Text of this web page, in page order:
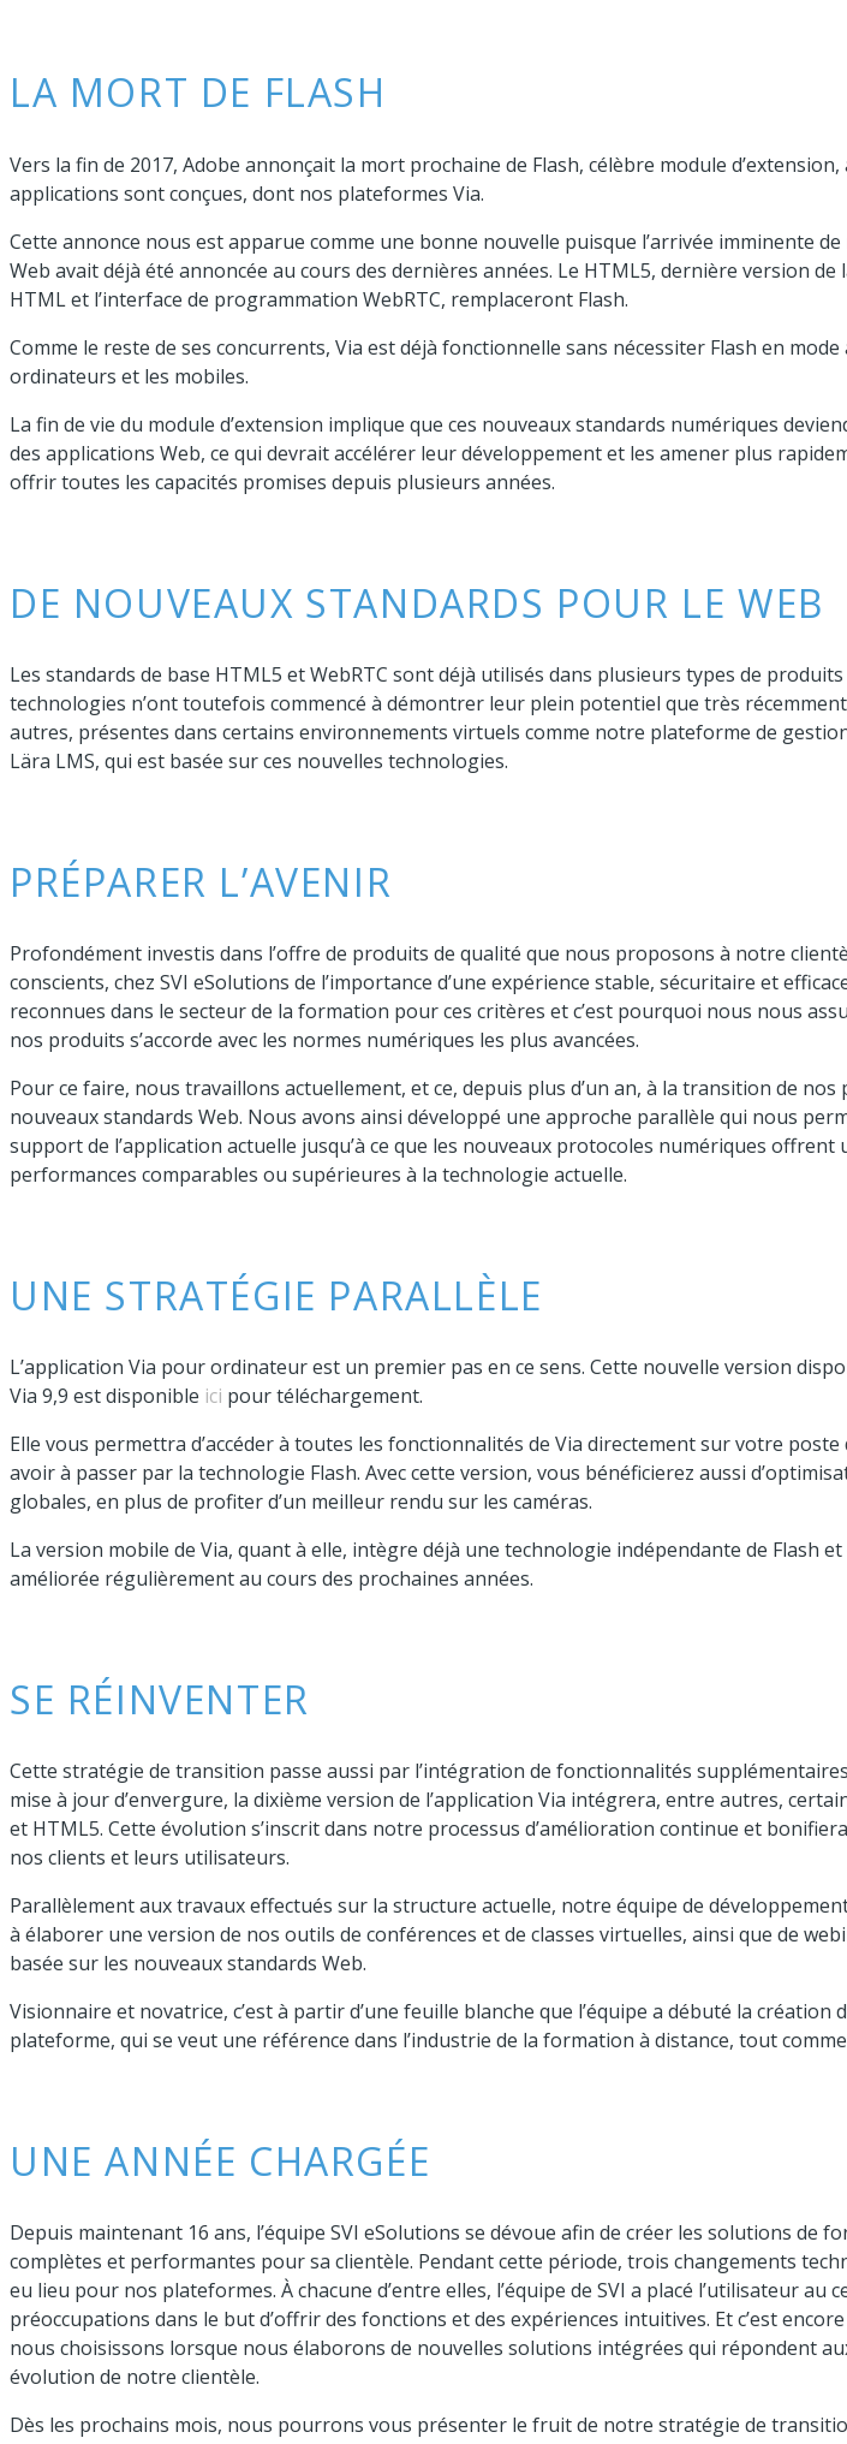
LA MORT DE FLASH
Vers la fin de 2017, Adobe annonçait la mort prochaine de Flash, célèbre module
applications sont conçues, dont nos plateformes Via.
Cette annonce nous est apparue comme une bonne nouvelle puisque l’arrivée imminente
Web avait déjà été annoncée au cours des dernières années. Le HTML5, dernière version de
HTML et l’interface de programmation WebRTC, remplaceront Flash.
Comme le reste de ses concurrents, Via est déjà fonctionnelle sans nécessiter Flash en
ordinateurs et les mobiles.
La fin de vie du module d’extension implique que ces nouveaux standards numériques
des applications Web, ce qui devrait accélérer leur développement et les amener plus
offrir toutes les capacités promises depuis plusieurs années.
DE NOUVEAUX STANDARDS POUR LE WEB
Les standards de base HTML5 et WebRTC sont déjà utilisés dans plusieurs types de
technologies n’ont toutefois commencé à démontrer leur plein potentiel que très
autres, présentes dans certains environnements virtuels comme notre plateforme de
Lära LMS, qui est basée sur ces nouvelles technologies.
PRÉPARER L’AVENIR
Profondément investis dans l’offre de produits de qualité que nous proposons à notre
conscients, chez SVI eSolutions de l’importance d’une expérience stable, sécuritaire et
reconnues dans le secteur de la formation pour ces critères et c’est pourquoi nous nous
nos produits s’accorde avec les normes numériques les plus avancées.
Pour ce faire, nous travaillons actuellement, et ce, depuis plus d’un an, à la transition de nos
nouveaux standards Web. Nous avons ainsi développé une approche parallèle qui nous
support de l’application actuelle jusqu’à ce que les nouveaux protocoles numériques offrent
performances comparables ou supérieures à la technologie actuelle.
UNE STRATÉGIE PARALLÈLE
L’application Via pour ordinateur est un premier pas en ce sens. Cette nouvelle version
Via 9,9 est disponible ici pour téléchargement.
Elle vous permettra d’accéder à toutes les fonctionnalités de Via directement sur votre poste
avoir à passer par la technologie Flash. Avec cette version, vous bénéficierez aussi
globales, en plus de profiter d’un meilleur rendu sur les caméras.
La version mobile de Via, quant à elle, intègre déjà une technologie indépendante de Flash
améliorée régulièrement au cours des prochaines années.
SE RÉINVENTER
Cette stratégie de transition passe aussi par l’intégration de fonctionnalités
mise à jour d’envergure, la dixième version de l’application Via intégrera, entre autres,
et HTML5. Cette évolution s’inscrit dans notre processus d’amélioration continue et
nos clients et leurs utilisateurs.
Parallèlement aux travaux effectués sur la structure actuelle, notre équipe de
à élaborer une version de nos outils de conférences et de classes virtuelles, ainsi que de
basée sur les nouveaux standards Web.
Visionnaire et novatrice, c’est à partir d’une feuille blanche que l’équipe a débuté la création
plateforme, qui se veut une référence dans l’industrie de la formation à distance, tout comme
UNE ANNÉE CHARGÉE
Depuis maintenant 16 ans, l’équipe SVI eSolutions se dévoue afin de créer les solutions de
complètes et performantes pour sa clientèle. Pendant cette période, trois changements
eu lieu pour nos plateformes. À chacune d’entre elles, l’équipe de SVI a placé l’utilisateur au
préoccupations dans le but d’offrir des fonctions et des expériences intuitives. Et c’est
nous choisissons lorsque nous élaborons de nouvelles solutions intégrées qui répondent
évolution de notre clientèle.
Dès les prochains mois, nous pourrons vous présenter le fruit de notre stratégie de